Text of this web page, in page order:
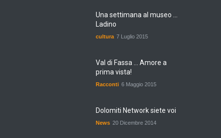
Una settimana al museo ...
Ladino
cultura 7 Luglio 2015
Val di Fassa ... Amore a
prima vista!
Racconti 6 Maggio 2015
Dolomiti Network siete voi
News 20 Dicembre 2014